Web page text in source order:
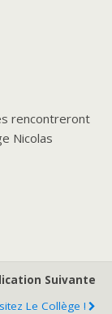
rencontreront
Nicolas
Suivante
Le Collège !